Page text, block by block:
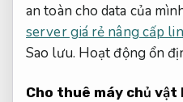
an toàn cho data của
server giá rẻ nâng cấp
Sao lưu. Hoạt động ổn
Cho thuê máy chủ vật